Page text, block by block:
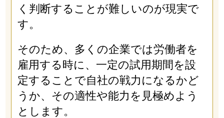
く判断することが難しいのが現実で
す。
そのため、多くの企業では労働者を
雇用する時に、一定の試用期間を設
定することで自社の戦力になるかど
うか、その適性や能力を見極めよう
とします。